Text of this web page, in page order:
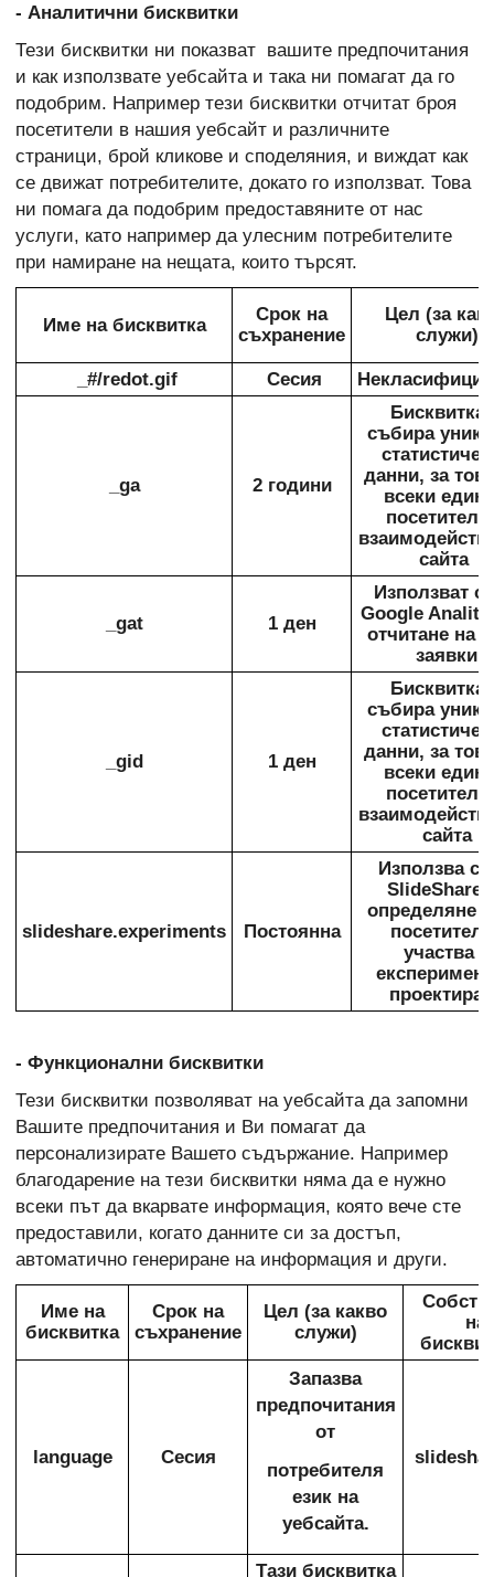
- Аналитични бисквитки
Тези бисквитки ни показват вашите предпочитания
и как използвате уебсайта и така ни помагат да го
подобрим. Например тези бисквитки отчитат броя
посетители в нашия уебсайт и различните
страници, брой кликове и споделяния, и виждат как
се движат потребителите, докато го използват. Това
ни помага да подобрим предоставяните от нас
услуги, като например да улесним потребителите
при намиране на нещата, които търсят.
Име на бисквитка
Срок на
съхранение
Цел (за
служи)
_#/redot.gif Сесия
_ga 2 години
събира
данни, за
всеки един
сайта
_gat 1 ден
Използват
Google
отчитане на
заявки
_gid 1 ден
събира
данни, за
всеки един
сайта
slideshare.experiments Постоянна
Използва се
SlideShare
определяне
участва в
- Функционални бисквитки
Тези бисквитки позволяват на уебсайта да запомни
Вашите предпочитания и Ви помагат да
персонализирате Вашето съдържание. Например
благодарение на тези бисквитки няма да е нужно
всеки път да вкарвате информация, която вече сте
предоставили, когато данните си за достъп,
автоматично генериране на информация и други.
Име на
бисквитка
Срок на
съхранение
Цел (за какво
служи)
на
language Сесия
Запазва
предпочитания
от
потребителя
език на
уебсайта.
Тази бисквитка